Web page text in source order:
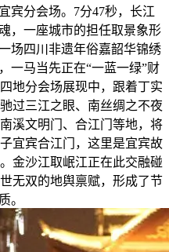
宾分会场。7分47秒，长江
，一座城市的担任取景象形
场四川非遗年俗嘉韶华锦绣
一马当先正在“一蓝一绿”财
地分会场展现中，跟着丁实
过三江之眼、南丝绸之不夜
溪文明门、合江门等地，将
宜宾合江门，这里是宜宾故
金沙江取岷江正在此交融碰
无双的地舆禀赋，形成了节
。